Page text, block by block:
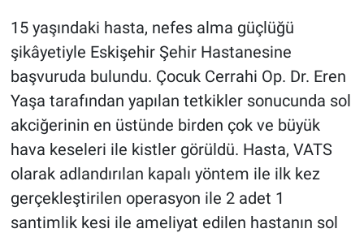
15 yaşındaki hasta, nefes alma güçlüğü
şikâyetiyle Eskişehir Şehir Hastanesine
başvuruda bulundu. Çocuk Cerrahi Op. Dr. Eren
Yaşa tarafından yapılan tetkikler sonucunda sol
akciğerinin en üstünde birden çok ve büyük
hava keseleri ile kistler görüldü. Hasta, VATS
olarak adlandırılan kapalı yöntem ile ilk kez
gerçekleştirilen operasyon ile 2 adet 1
santimlik kesi ile ameliyat edilen hastanın sol
Bilim ve Teknoloji